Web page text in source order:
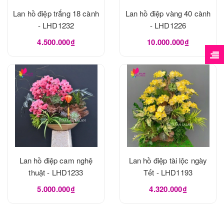
Lan hồ điệp trắng 18 cành
- LHD1232
4.500.000₫
Lan hồ điệp vàng 40 cành
- LHD1226
10.000.000₫
Lan hồ điệp cam nghệ
thuật - LHD1233
5.000.000₫
Lan hồ điệp tài lộc ngày
Tết - LHD1193
4.320.000₫